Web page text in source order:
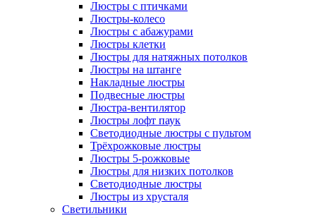
Люстры с птичками
Люстры-колесо
Люстры с абажурами
Люстры клетки
Люстры для натяжных потолков
Люстры на штанге
Накладные люстры
Подвесные люстры
Люстра-вентилятор
Люстры лофт паук
Светодиодные люстры с пультом
Трёхрожковые люстры
Люстры 5-рожковые
Люстры для низких потолков
Cветодиодные люстры
Люстры из хрусталя
Светильники